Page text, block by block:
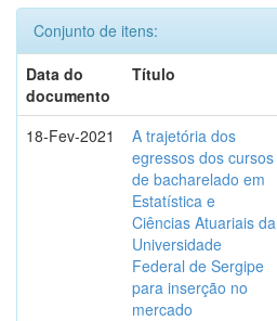
Conjunto de itens:
Data do
documento
Título
18-Fev-2021
A trajetória dos
egressos dos cursos
de bacharelado em
Estatística e
Ciências Atuariais da
Universidade
Federal de Sergipe
para inserção no
mercado